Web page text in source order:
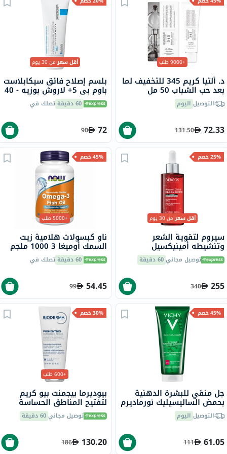
+9000 طلب
د. ألتيا كريم 345 للتخفيف لما
بعد حب الشباب 50 مل
التوصيل اليوم
72.33
131.50
أقل سعرمن 30 يوم
بلسم إصلاح فائق سيكابلاست
باوم بي 5+ لاروش بوزيه - 40
مل 60 دقيقة تصلك في
72
90
25% خصم
أقل سعرمن 30 يوم
سيروم لتقوية الشعر
وتنشيطه أمينيكسيل
مل توصيل مجاني60 دقيقة
255
340
45% خصم
+5000 طلب
ناو كبسولات هلامية زيت
السمك أوميغا 3 1000 ملجم
180 EPA / 120 DHA حزمة من
100 60 دقيقة تصلك في
54.45
99
45% خصم
جل منقي للبشرة الدهنية
بحمض الساليسيليك نورماديرم
فيتوسوليوشن فيشي، 200
ملالتوصيل اليوم
61.05
111
30% خصم
+600 طلب
بيوديرما بيجمنت بيو كريم
لتفتيح المناطق الحساسة
شديدة التصبغ 75 مل
توصيل مجاني60 دقيقة
130.20
186